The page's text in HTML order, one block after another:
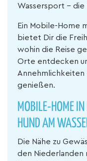
Wassersport –
Ein Mobile-Home
bietet Dir die
wohin die Reise
Orte entdecken
Annehmlichkeiten
genießen.
MOBILE-HOME IN
HUND AM
Die Nähe zu
den Niederlanden